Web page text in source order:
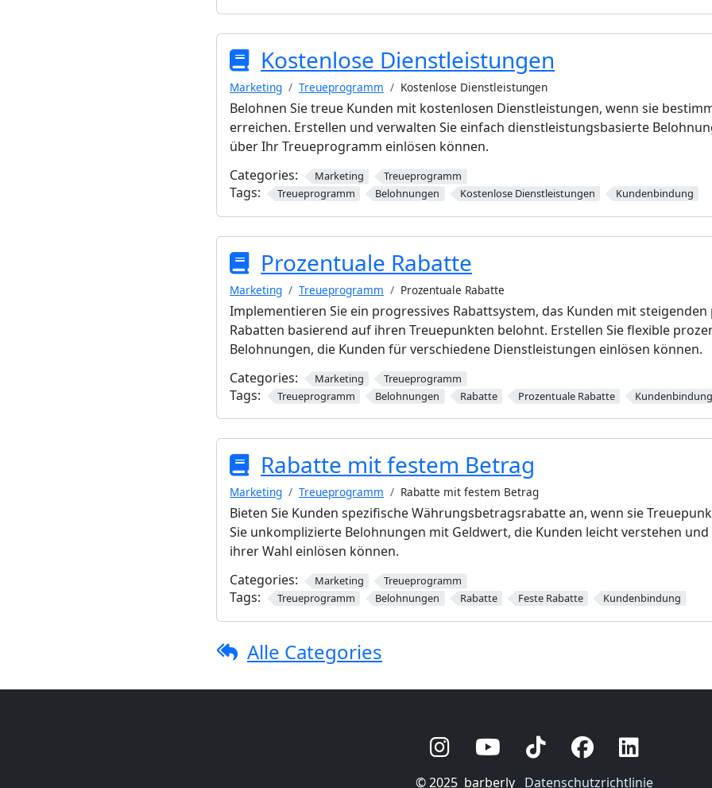
Kostenlose Dienstleistungen
Marketing Treueprogramm Kostenlose Dienstleistungen
Belohnen Sie treue Kunden mit kostenlosen Dienstleistungen, wenn sie
erreichen. Erstellen und verwalten Sie einfach dienstleistungsbasierte
über Ihr Treueprogramm einlösen können.
Categories:
Marketing Treueprogramm
Tags: Treueprogramm Belohnungen Kostenlose Dienstleistungen Kundenbindung
Prozentuale Rabatte
Marketing Treueprogramm Prozentuale Rabatte
Implementieren Sie ein progressives Rabattsystem, das Kunden mit
Rabatten basierend auf ihren Treuepunkten belohnt. Erstellen Sie flexible
Belohnungen, die Kunden für verschiedene Dienstleistungen einlösen können.
Categories:
Marketing Treueprogramm
Tags: Treueprogramm Belohnungen Rabatte Prozentuale Rabatte Kundenbindung
Rabatte mit festem Betrag
Marketing Treueprogramm Rabatte mit festem Betrag
Bieten Sie Kunden spezifische Währungsbetragsrabatte an, wenn sie
Sie unkomplizierte Belohnungen mit Geldwert, die Kunden leicht verstehen
ihrer Wahl einlösen können.
Categories:
Marketing Treueprogramm
Tags: Treueprogramm Belohnungen Rabatte Feste Rabatte Kundenbindung
Alle Categories
© 2025 barberly Datenschutzrichtlinie